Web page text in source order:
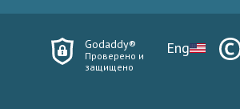
Godaddy®
Проверено и
защищено
Eng